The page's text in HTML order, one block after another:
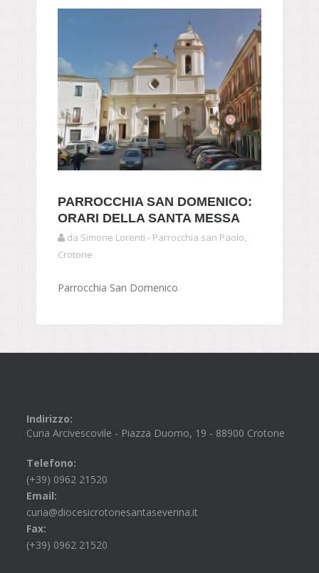
PARROCCHIA SAN DOMENICO:
ORARI DELLA SANTA MESSA
da Simone Lorenti - Parrocchia san Paolo,
Crotone
Parrocchia San Domenico
Indirizzo:
Curia Arcivescovile - Piazza Duomo, 19 - 88900 Crotone
Telefono:
(+39) 0962 21520
Email:
curia@diocesicrotonesantaseverina.it
Fax:
(+39) 0962 21520